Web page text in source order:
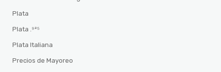
Plata
Plata .⁹²⁵
Plata Italiana
Precios de Mayoreo